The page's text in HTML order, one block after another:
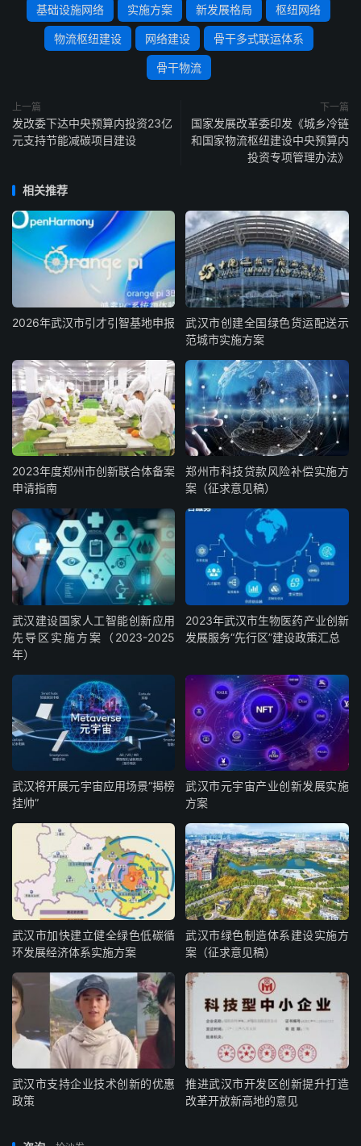
基础设施网络 实施方案 新发展格局 枢纽网络
物流枢纽建设 网络建设 骨干多式联运体系
骨干物流
上一篇
发改委下达中央预算内投资23亿
元支持节能减碳项目建设
下一篇
国家发展改革委印发《城乡冷链
和国家物流枢纽建设中央预算内
投资专项管理办法》
相关推荐
2026年武汉市引才引智基地申报
武汉市创建全国绿色货运配送示
范城市实施方案
2023年度郑州市创新联合体备案
申请指南
郑州市科技贷款风险补偿实施方
案（征求意见稿）
武汉建设国家人工智能创新应用
先导区实施方案（2023-2025
年）
2023年武汉市生物医药产业创新
发展服务“先行区”建设政策汇总
武汉将开展元宇宙应用场景“揭榜
挂帅”
武汉市元宇宙产业创新发展实施
方案
武汉市加快建立健全绿色低碳循
环发展经济体系实施方案
武汉市绿色制造体系建设实施方
案（征求意见稿）
武汉市支持企业技术创新的优惠
政策
推进武汉市开发区创新提升打造
改革开放新高地的意见